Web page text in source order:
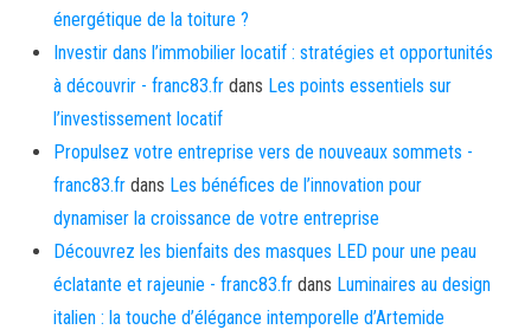
énergétique de la toiture ?
Investir dans l’immobilier locatif : stratégies et opportunités
à découvrir - franc83.fr dans Les points essentiels sur
l’investissement locatif
Propulsez votre entreprise vers de nouveaux sommets -
franc83.fr dans Les bénéfices de l’innovation pour
dynamiser la croissance de votre entreprise
Découvrez les bienfaits des masques LED pour une peau
éclatante et rajeunie - franc83.fr dans Luminaires au design
italien : la touche d’élégance intemporelle d’Artemide